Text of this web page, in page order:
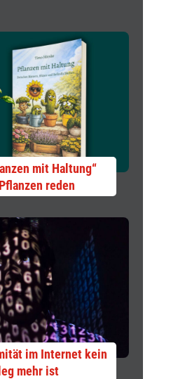
mit Haltung“
reden
im Internet kein
mehr ist